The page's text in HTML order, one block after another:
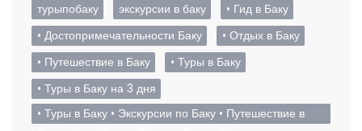
турыпобаку
экскурсии в баку
• Гид в Баку
• Достопримечательности Баку
• Отдых в Баку
• Путешествие в Баку
• Туры в Баку
• Туры в Баку на 3 дня
• Туры в Баку • Экскурсии по Баку • Путешествие в